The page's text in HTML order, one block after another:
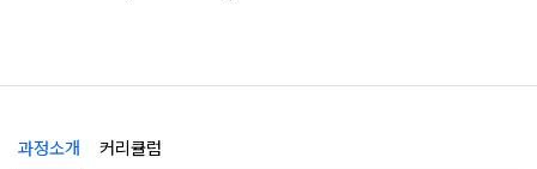
과정소개 커리큘럼